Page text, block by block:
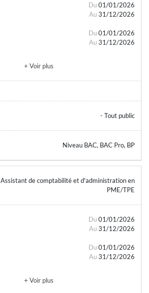
Du 01/01/2026
Au 31/12/2026
Du 01/01/2026
Au 31/12/2026
+ Voir plus
- Tout public
Niveau BAC, BAC Pro, BP
Assistant de comptabilité et d'administration en
PME/TPE
Du 01/01/2026
Au 31/12/2026
Du 01/01/2026
Au 31/12/2026
+ Voir plus